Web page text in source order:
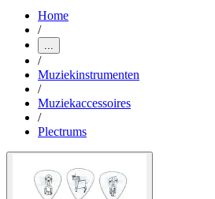
Home
/
...
/
Muziekinstrumenten
/
Muziekaccessoires
/
Plectrums